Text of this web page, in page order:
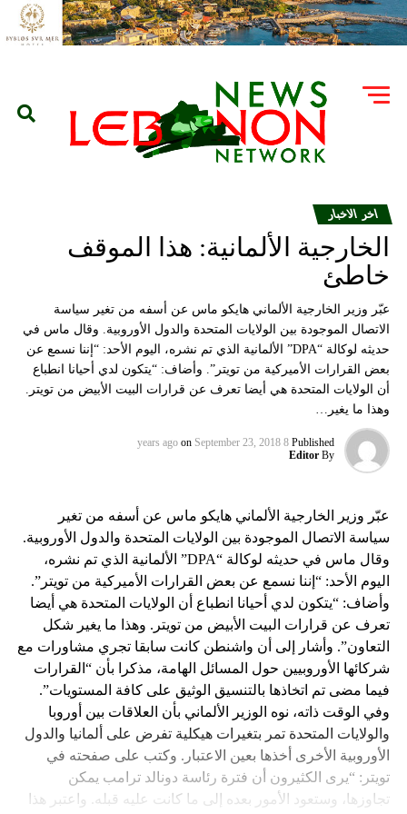
اخر الاخبار
الخارجية الألمانية: هذا الموقف
خاطئ
عبّر وزير الخارجية الألماني هايكو ماس عن أسفه من تغير سياسة
الاتصال الموجودة بين الولايات المتحدة والدول الأوروبية. وقال ماس في
حديثه لوكالة “DPA” الألمانية الذي تم نشره، اليوم الأحد: “إننا نسمع عن
بعض القرارات الأميركية من تويتر”. وأضاف: “يتكون لدي أحيانا انطباع
أن الولايات المتحدة هي أيضا تعرف عن قرارات البيت الأبيض من تويتر.
وهذا ما يغير…
Published
8 years ago
on September 23, 2018
By
Editor
عبّر وزير الخارجية الألماني هايكو ماس عن أسفه من تغير
سياسة الاتصال الموجودة بين الولايات المتحدة والدول الأوروبية.
وقال ماس في حديثه لوكالة “DPA” الألمانية الذي تم نشره،
اليوم الأحد: “إننا نسمع عن بعض القرارات الأميركية من تويتر”.
وأضاف: “يتكون لدي أحيانا انطباع أن الولايات المتحدة هي أيضا
تعرف عن قرارات البيت الأبيض من تويتر. وهذا ما يغير شكل
التعاون”. وأشار إلى أن واشنطن كانت سابقا تجري مشاورات مع
شركائها الأوروبيين حول المسائل الهامة، مذكرا بأن “القرارات
فيما مضى تم اتخاذها بالتنسيق الوثيق على كافة المستويات”.
وفي الوقت ذاته، نوه الوزير الألماني بأن العلاقات بين أوروبا
والولايات المتحدة تمر بتغيرات هيكلية تفرض على ألمانيا والدول
الأوروبية الأخرى أخذها بعين الاعتبار. وكتب على صفحته في
تويتر: “يرى الكثيرون أن فترة رئاسة دونالد ترامب يمكن
تجاوزها، وستعود الأمور بعده إلى ما كانت عليه قبله. واعتبر هذا